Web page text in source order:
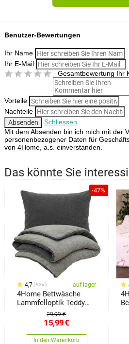
Benutzer-Bewertungen
Ihr Name
Ihr E-Mail
Gesamtbewertung Ihr
Vorteile
Nachteile
Schliessen
Mit dem Absenden bin ich mich mit der
personenbezogener Daten für
von 4Home, a.s. einverstanden.
Das könnte Sie
-47%
4,7 92x auf lager
4Home Bettwäsche
Lammfelloptik Teddy
grau, 140 x 200 cm, 70 x
29,99 €
15,99€
In den Warenkorb